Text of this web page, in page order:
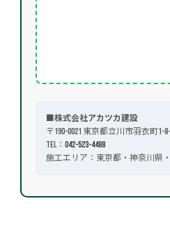
■株式会社アカツカ建設
〒190-0021 東京都立川市羽衣町1-
TEL： 042-523-4488
施工エリア：東京都・神奈川県